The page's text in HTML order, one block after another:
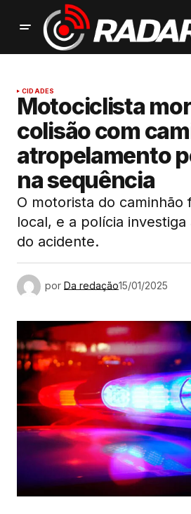
CIDADES
Motociclista
colisão com
atropelamento
na sequência
O motorista do caminhão
local, e a polícia investiga
do acidente.
por Da redação15/01/2025